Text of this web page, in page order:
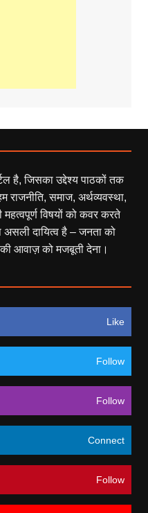
है, जिसका उद्देश्य पाठकों तक
राजनीति, समाज, अर्थव्यवस्था,
विषयों को कवर करते
असली दायित्व है – जनता को
आवाज़ को मजबूती देना।
Like
Follow
Follow
Connect
Follow